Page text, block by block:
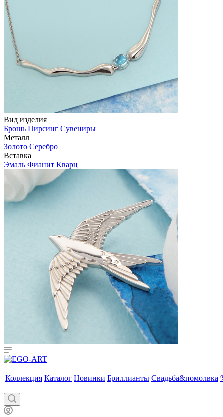
Вид изделия
Брошь Пирсинг Сувениры
Металл
Золото Серебро
Вставка
Эмаль Фианит Кварц
Коллекция Каталог Новинки Бриллианты Свадьба&помолвка